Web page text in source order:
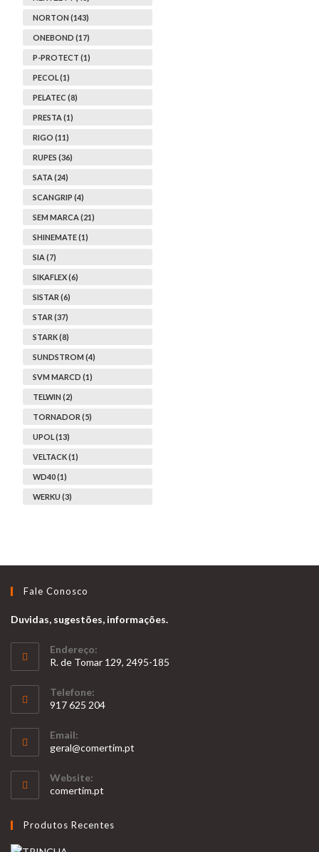
NORTON (143)
ONEBOND (17)
P-PROTECT (1)
PECOL (1)
PELATEC (8)
PRESTA (1)
RIGO (11)
RUPES (36)
SATA (24)
SCANGRIP (4)
SEM MARCA (21)
SHINEMATE (1)
SIA (7)
SIKAFLEX (6)
SISTAR (6)
STAR (37)
STARK (8)
SUNDSTROM (4)
SVM MARCD (1)
TELWIN (2)
TORNADOR (5)
UPOL (13)
VELTACK (1)
WD40 (1)
WERKU (3)
Fale Conosco
Duvidas, sugestões, informações.
Endereço:
R. de Tomar 129, 2495-185
Telefone:
917 625 204
in
your
application
Email:
geral@comertim.pt
Website:
comertim.pt
Produtos Recentes